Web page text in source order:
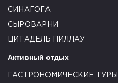
СИНАГОГА
СЫРОВАРНИ
ЦИТАДЕЛЬ ПИЛЛАУ
Активный отдых
ГАСТРОНОМИЧЕСКИЕ ТУРЫ